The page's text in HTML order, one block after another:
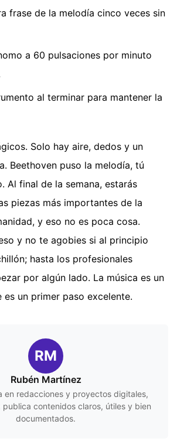
frase de la melodía cinco veces sin
a 60 pulsaciones por minuto
al terminar para mantener la
Solo hay aire, dedos y un
Beethoven puso la melodía, tú
Al final de la semana, estarás
piezas más importantes de la
y eso no es poca cosa.
y no te agobies si al principio
hasta los profesionales
por algún lado. La música es un
un primer paso excelente.
RM
Rubén Martínez
en redacciones y proyectos digitales,
publica contenidos claros, útiles y bien
documentados.